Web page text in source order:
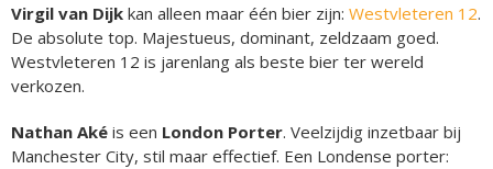
Virgil van Dijk kan alleen maar één bier zijn: Westvleteren 12.
De absolute top. Majestueus, dominant, zeldzaam goed.
Westvleteren 12 is jarenlang als beste bier ter wereld
verkozen.
Nathan Aké is een London Porter. Veelzijdig inzetbaar bij
Manchester City, stil maar effectief. Een Londense porter: